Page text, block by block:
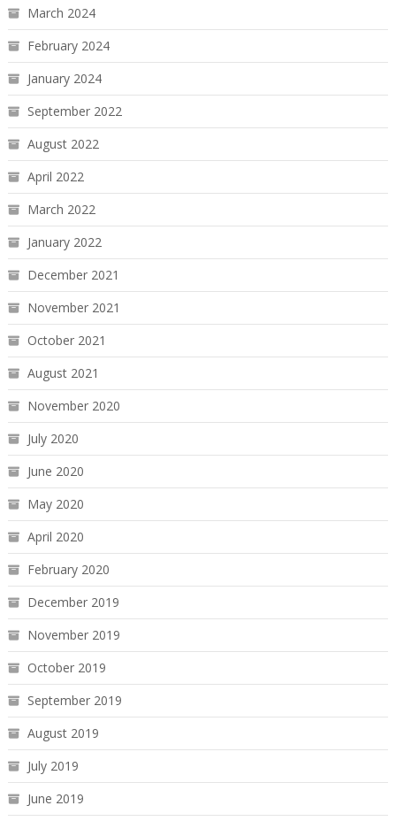
March 2024
February 2024
January 2024
September 2022
August 2022
April 2022
March 2022
January 2022
December 2021
November 2021
October 2021
August 2021
November 2020
July 2020
June 2020
May 2020
April 2020
February 2020
December 2019
November 2019
October 2019
September 2019
August 2019
July 2019
June 2019